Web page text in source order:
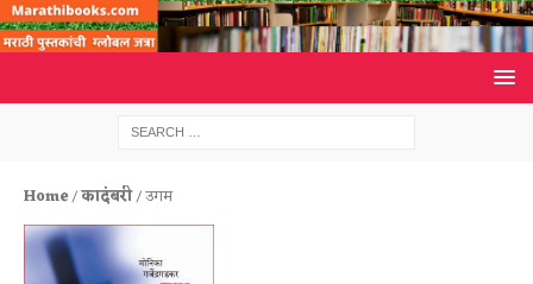
Home/कादंबरी/ उगम